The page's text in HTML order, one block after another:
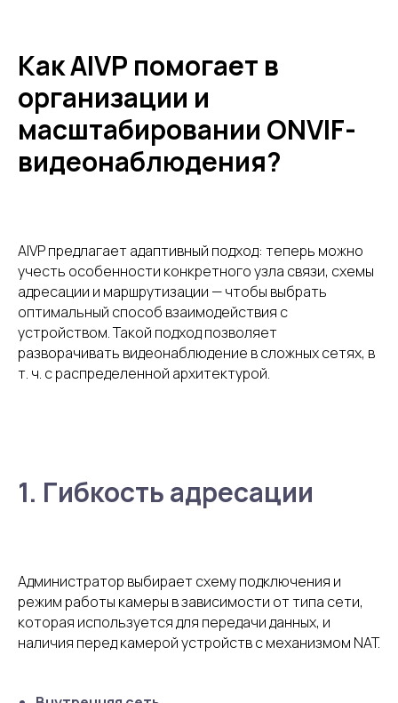
Как AIVP помогает в
организации и
масштабировании ONVIF-
видеонаблюдения?
AIVP предлагает адаптивный подход: теперь можно
учесть особенности конкретного узла связи, схемы
адресации и маршрутизации — чтобы выбрать
оптимальный способ взаимодействия с
устройством. Такой подход позволяет
разворачивать видеонаблюдение в сложных сетях, в
т. ч. с распределенной архитектурой.
1. Гибкость адресации
Администратор выбирает схему подключения и
режим работы камеры в зависимости от типа сети,
которая используется для передачи данных, и
наличия перед камерой устройств с механизмом NAT.